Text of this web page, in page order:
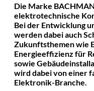
Die Marke
elektrotechnische
Bei der Entwicklung
werden dabei auch
Zukunftsthemen wie
Energieeffizienz für
sowie
wird dabei von einer
Elektronik-Branche.